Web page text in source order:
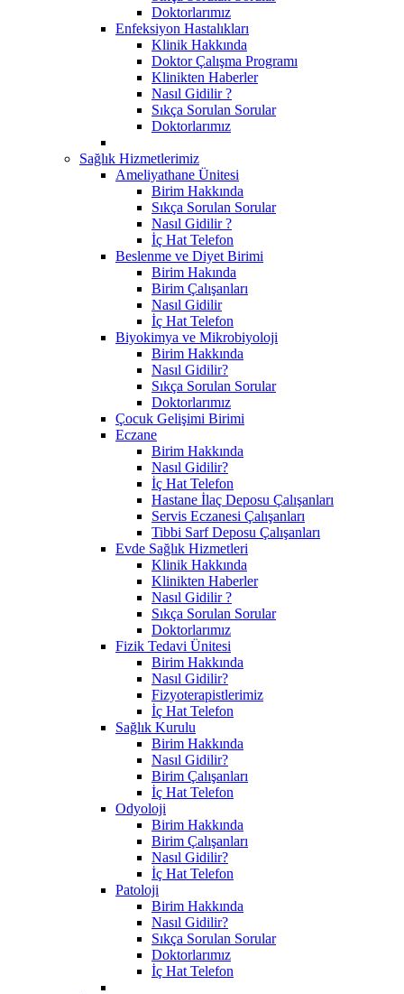
Doktorlarımız
Enfeksiyon Hastalıkları
Klinik Hakkında
Doktor Çalışma Programı
Klinikten Haberler
Nasıl Gidilir ?
Sıkça Sorulan Sorular
Doktorlarımız
Sağlık Hizmetlerimiz
Ameliyathane Ünitesi
Birim Hakkında
Sıkça Sorulan Sorular
Nasıl Gidilir ?
İç Hat Telefon
Beslenme ve Diyet Birimi
Birim Hakında
Birim Çalışanları
Nasıl Gidilir
İç Hat Telefon
Biyokimya ve Mikrobiyoloji
Birim Hakkında
Nasıl Gidilir?
Sıkça Sorulan Sorular
Doktorlarımız
Çocuk Gelişimi Birimi
Eczane
Birim Hakkında
Nasıl Gidilir?
İç Hat Telefon
Hastane İlaç Deposu Çalışanları
Servis Eczanesi Çalışanları
Tibbi Sarf Deposu Çalışanları
Evde Sağlık Hizmetleri
Klinik Hakkında
Klinikten Haberler
Nasıl Gidilir ?
Sıkça Sorulan Sorular
Doktorlarımız
Fizik Tedavi Ünitesi
Birim Hakkında
Nasıl Gidilir?
Fizyoterapistlerimiz
İç Hat Telefon
Sağlık Kurulu
Birim Hakkında
Nasıl Gidilir?
Birim Çalışanları
İç Hat Telefon
Odyoloji
Birim Hakkında
Birim Çalışanları
Nasıl Gidilir?
İç Hat Telefon
Patoloji
Birim Hakkında
Nasıl Gidilir?
Sıkça Sorulan Sorular
Doktorlarımız
İç Hat Telefon